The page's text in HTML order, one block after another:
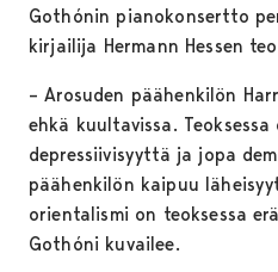
Gothónin pianokonsertto
kirjailija Hermann Hessen
– Arosuden päähenkilön
ehkä kuultavissa.
depressiivisyyttä ja jopa
päähenkilön kaipuu
orientalismi on teoksessa
Gothóni kuvailee.